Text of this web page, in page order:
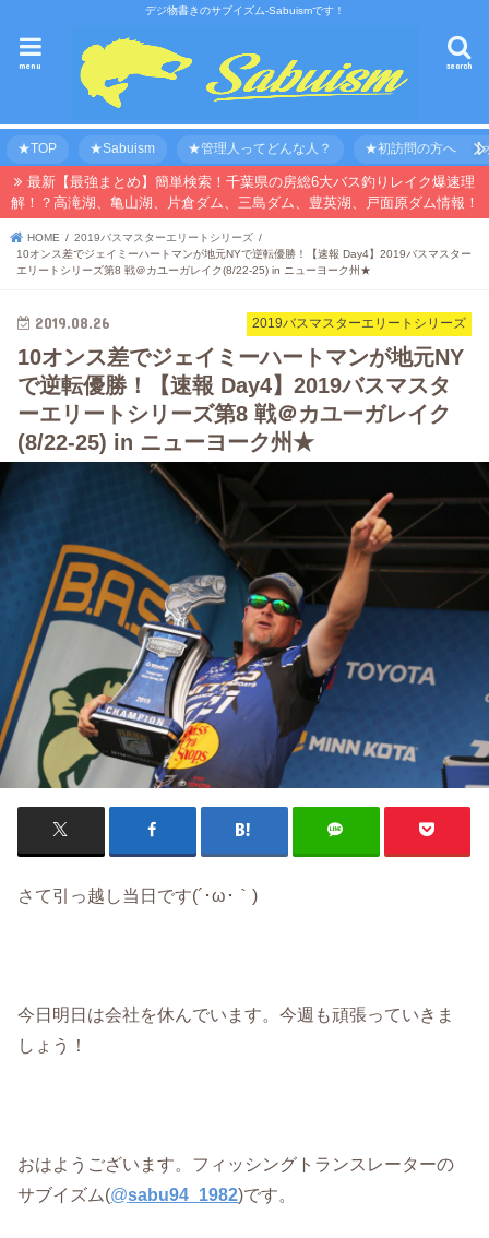
デジ物書きのサブイズム-Sabuismです！
search
menu
★TOP ★Sabuism ★管理人ってどんな人？ ★初訪問の方へ 【
最新【最強まとめ】簡単検索！千葉県の房総6大バス釣りレイク爆速理
解！？高滝湖、亀山湖、片倉ダム、三島ダム、豊英湖、戸面原ダム情報！
HOME
2019バスマスターエリートシリーズ
10オンス差でジェイミーハートマンが地元NYで逆転優勝！【速報 Day4】2019バスマスター
エリートシリーズ第8 戦＠カユーガレイク(8/22-25) in ニューヨーク州★
2019バスマスターエリートシリーズ
2019.08.26
10オンス差でジェイミーハートマンが地元NY
で逆転優勝！【速報 Day4】2019バスマスタ
ーエリートシリーズ第8 戦＠カユーガレイク
(8/22-25) in ニューヨーク州★
さて引っ越し当日です(´･ω･｀)
今日明日は会社を休んでいます。今週も頑張っていきま
しょう！
おはようございます。フィッシングトランスレーターの
サブイズム(@sabu94_1982)です。